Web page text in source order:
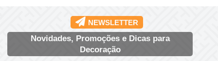
NEWSLETTER
Novidades, Promoções e Dicas para
Decoração